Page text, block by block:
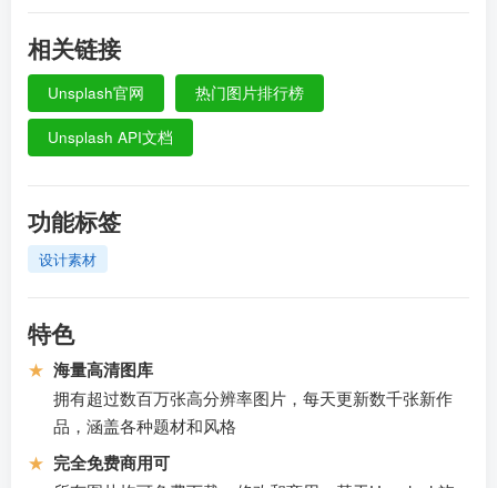
相关链接
Unsplash官网 热门图片排行榜
Unsplash API文档
功能标签
设计素材
特色
★ 海量高清图库
拥有超过数百万张高分辨率图片，每天更新数千张新作
品，涵盖各种题材和风格
★ 完全免费商用可